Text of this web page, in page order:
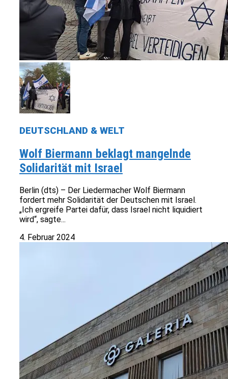
DEUTSCHLAND & WELT
Wolf Biermann beklagt mangelnde
Solidarität mit Israel
Berlin (dts) – Der Liedermacher Wolf Biermann
fordert mehr Solidarität der Deutschen mit Israel.
„Ich ergreife Partei dafür, dass Israel nicht liquidiert
wird“, sagte...
4. Februar 2024